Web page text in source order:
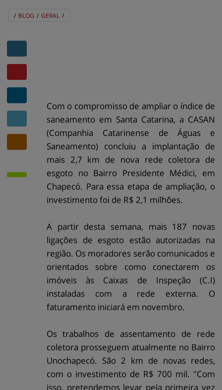
/ BLOG / GERAL /
Com o compromisso de ampliar o índice de
saneamento em Santa Catarina, a CASAN
(Companhia Catarinense de Águas e
Saneamento) concluiu a implantação de
mais 2,7 km de nova rede coletora de
esgoto no Bairro Presidente Médici, em
Chapecó. Para essa etapa de ampliação, o
investimento foi de R$ 2,1 milhões.
A partir desta semana, mais 187 novas
ligações de esgoto estão autorizadas na
região. Os moradores serão comunicados e
orientados sobre como conectarem os
imóveis às Caixas de Inspeção (C.I)
instaladas com a rede externa. O
faturamento iniciará em novembro.
Os trabalhos de assentamento de rede
coletora prosseguem atualmente no Bairro
Unochapecó. São 2 km de novas redes,
com o investimento de R$ 700 mil. "Com
isso, pretendemos levar pela primeira vez